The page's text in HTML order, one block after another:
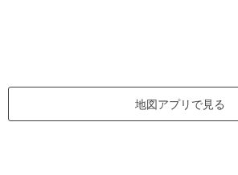
地図アプリで見る